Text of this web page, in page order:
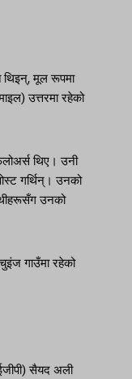
थिइन्, मूल रूपमा
उत्तरमा रहेको
थिए। उनी
गर्थिन्। उनको
उनको
गाउँमा रहेको
सैयद अली